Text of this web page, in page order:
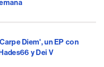
Diem', un EP con
y Dei V